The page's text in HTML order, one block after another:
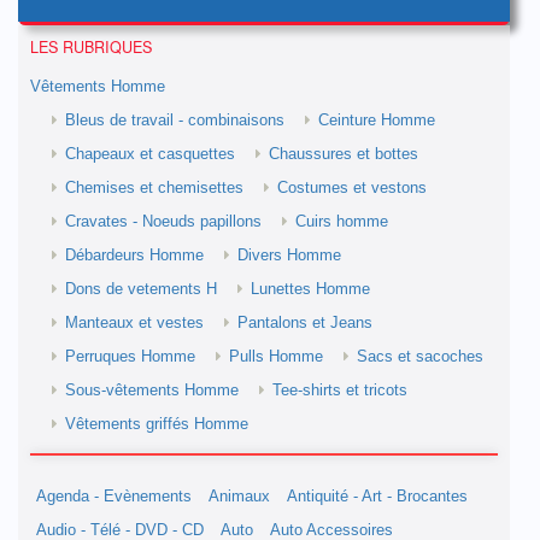
LES RUBRIQUES
Vêtements Homme
Bleus de travail - combinaisons
Ceinture Homme
Chapeaux et casquettes
Chaussures et bottes
Chemises et chemisettes
Costumes et vestons
Cravates - Noeuds papillons
Cuirs homme
Débardeurs Homme
Divers Homme
Dons de vetements H
Lunettes Homme
Manteaux et vestes
Pantalons et Jeans
Perruques Homme
Pulls Homme
Sacs et sacoches
Sous-vêtements Homme
Tee-shirts et tricots
Vêtements griffés Homme
Agenda - Evènements Animaux
Antiquité - Art - Brocantes
Audio - Télé - DVD - CD
Auto
Auto Accessoires